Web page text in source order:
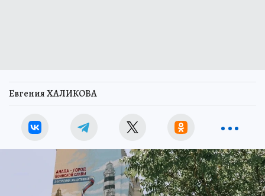
Евгения ХАЛИКОВА